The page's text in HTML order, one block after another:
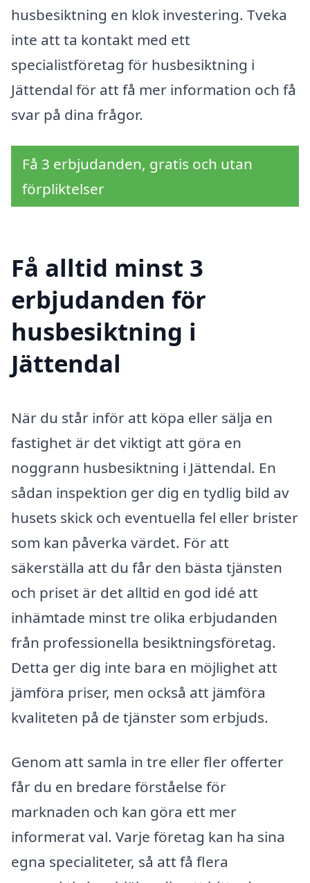
husbesiktning en klok investering. Tveka
inte att ta kontakt med ett
specialistföretag för husbesiktning i
Jättendal för att få mer information och få
svar på dina frågor.
Få 3 erbjudanden, gratis och utan
förpliktelser
Få alltid minst 3
erbjudanden för
husbesiktning i
Jättendal
När du står inför att köpa eller sälja en
fastighet är det viktigt att göra en
noggrann husbesiktning i Jättendal. En
sådan inspektion ger dig en tydlig bild av
husets skick och eventuella fel eller brister
som kan påverka värdet. För att
säkerställa att du får den bästa tjänsten
och priset är det alltid en god idé att
inhämtade minst tre olika erbjudanden
från professionella besiktningsföretag.
Detta ger dig inte bara en möjlighet att
jämföra priser, men också att jämföra
kvaliteten på de tjänster som erbjuds.
Genom att samla in tre eller fler offerter
får du en bredare förståelse för
marknaden och kan göra ett mer
informerat val. Varje företag kan ha sina
egna specialiteter, så att få flera